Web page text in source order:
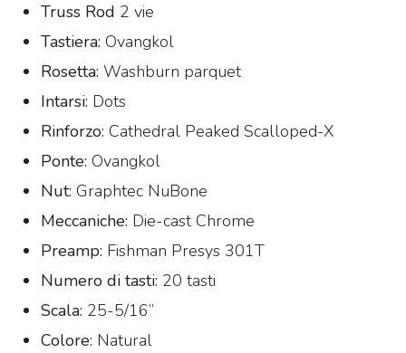
Truss Rod 2 vie
Tastiera: Ovangkol
Rosetta: Washburn parquet
Intarsi: Dots
Rinforzo: Cathedral Peaked Scalloped-X
Ponte: Ovangkol
Nut: Graphtec NuBone
Meccaniche: Die-cast Chrome
Preamp: Fishman Presys 301T
Numero di tasti: 20 tasti
Scala: 25-5/16”
Colore: Natural